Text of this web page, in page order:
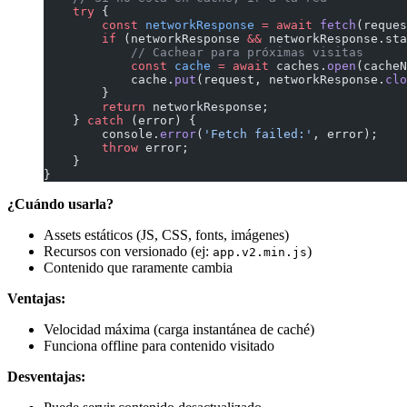
    try
{
        const
networkResponse = await fetch
        if
(networkResponse &&
            // Cachear para próximas visitas
            const
cache = await caches. open
            cache.
put (request, networkResponse.
        }
        return
networkResponse;
    }
catch (error) {
        console.
error( 'Fetch failed:' , error);
        throw
error;
    }
}
¿Cuándo usarla?
Assets estáticos (JS, CSS, fonts, imágenes)
Recursos con versionado (ej: app.v2.min.js)
Contenido que raramente cambia
Ventajas:
Velocidad máxima (carga instantánea de caché)
Funciona offline para contenido visitado
Desventajas: